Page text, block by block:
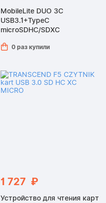
MobileLite DUO 3C
USB3.1+TypeC
microSDHC/SDXC
0 раз купили
1 727 ₽
Устройство для чтения карт